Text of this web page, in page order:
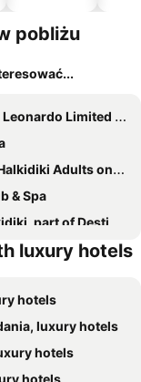
pobliżu
Limited Edition
Adults only +16
& Spa
of Destination by Hyatt
and Suites
luxury hotels
hotels
luxury hotels
hotels
hotels